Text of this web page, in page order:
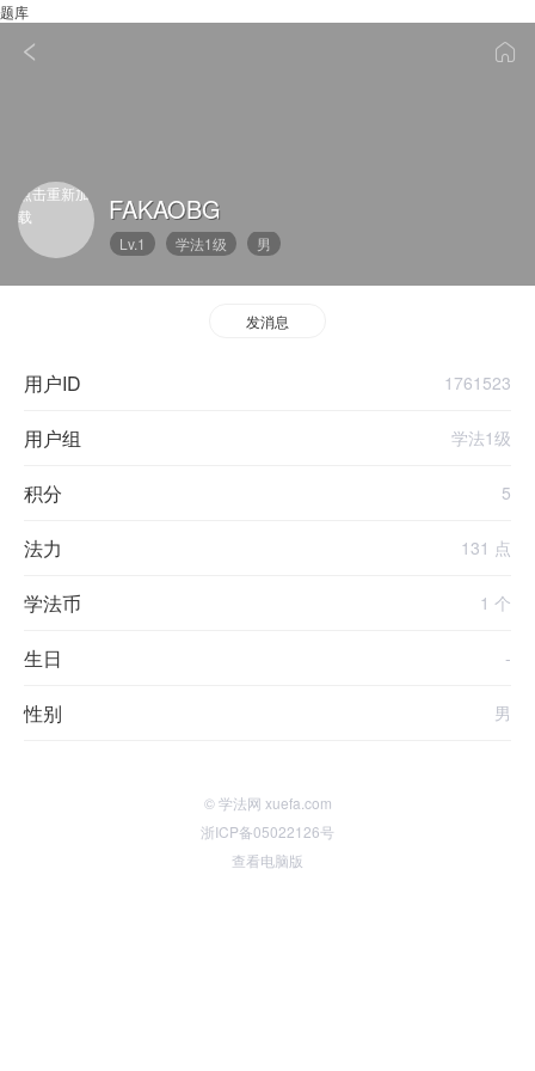
题库
点击重新加
载
FAKAOBG
Lv.1 学法1级 男
发消息
用户ID 1761523
用户组 学法1级
积分 5
法力 131 点
学法币 1 个
生日 -
性别 男
© 学法网 xuefa.com
浙ICP备05022126号
查看电脑版